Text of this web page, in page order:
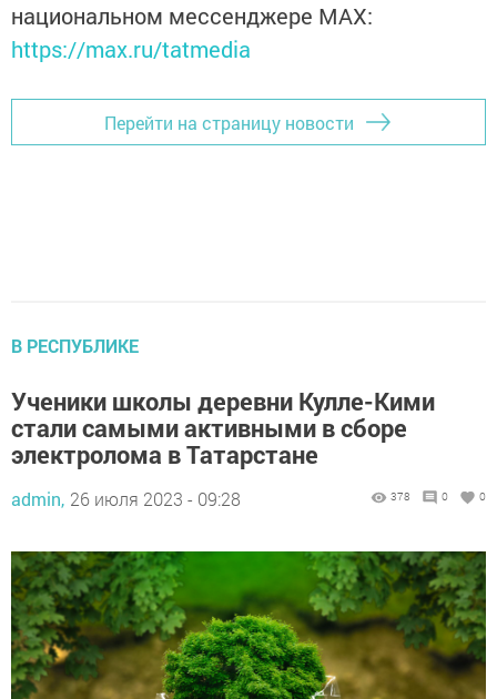
национальном мессенджере MАХ:
https://max.ru/tatmedia
Перейти на страницу новости
В РЕСПУБЛИКЕ
Ученики школы деревни Кулле-Кими
стали самыми активными в сборе
электролома в Татарстане
admin, 26 июля 2023 - 09:28 378 0 0